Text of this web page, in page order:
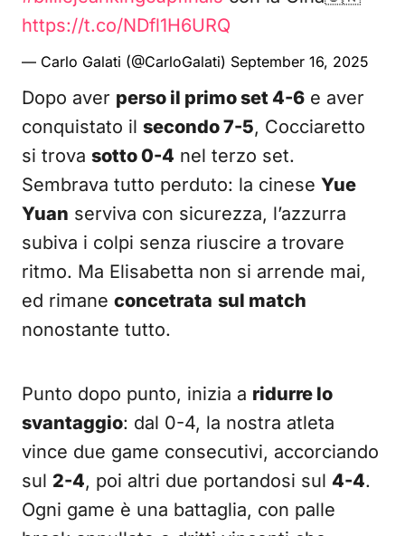
https://t.co/NDfl1H6URQ
— Carlo Galati (@CarloGalati) September 16, 2025
Dopo aver perso il primo set 4-6 e aver
conquistato il secondo 7-5, Cocciaretto
si trova sotto 0-4 nel terzo set.
Sembrava tutto perduto: la cinese Yue
Yuan serviva con sicurezza, l’azzurra
subiva i colpi senza riuscire a trovare
ritmo. Ma Elisabetta non si arrende mai,
ed rimane concetrata sul match
nonostante tutto.
Punto dopo punto, inizia a ridurre lo
svantaggio: dal 0-4, la nostra atleta
vince due game consecutivi, accorciando
sul 2-4, poi altri due portandosi sul 4-4.
Ogni game è una battaglia, con palle